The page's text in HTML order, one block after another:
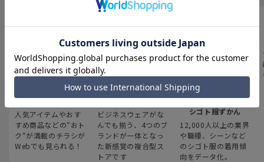
最新のお買い得情報
人気アイテムやおす
すめ商品などの“おト
ク“が満載のチラシが
Webでも見られる！
スーツスクエア
ビジネスウェアがな
んでも揃う、4つのブ
ランドが一体となっ
た新感覚の複合型ス
トアです
みんなの
シゴト服ずかん
12,000人以上の業界
や職種、シーンなど
のシゴト服の着用傾
向をデータ化。